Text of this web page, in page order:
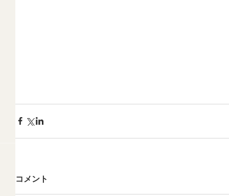
コメント